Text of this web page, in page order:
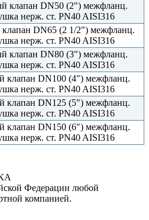
клапан DN50 (2") межфланц.
нерж. ст. PN40 AISI316
DN65 (2 1/2") межфланц.
нерж. ст. PN40 AISI316
клапан DN80 (3") межфланц.
нерж. ст. PN40 AISI316
клапан DN100 (4") межфланц.
нерж. ст. PN40 AISI316
клапан DN125 (5") межфланц.
нерж. ст. PN40 AISI316
клапан DN150 (6") межфланц.
нерж. ст. PN40 AISI316
Федерации любой
компанией.